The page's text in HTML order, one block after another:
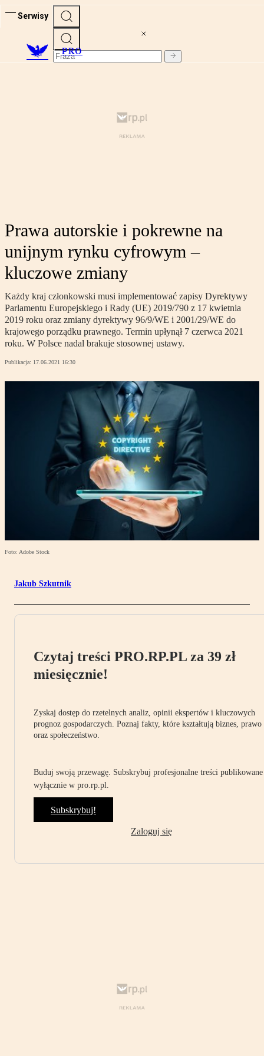
Serwisy
PRO
Prawa autorskie i pokrewne na
unijnym rynku cyfrowym –
kluczowe zmiany
Każdy kraj członkowski musi implementować zapisy Dyrektywy
Parlamentu Europejskiego i Rady (UE) 2019/790 z 17 kwietnia
2019 roku oraz zmiany dyrektywy 96/9/WE i 2001/29/WE do
krajowego porządku prawnego. Termin upłynął 7 czerwca 2021
roku. W Polsce nadal brakuje stosownej ustawy.
Publikacja: 17.06.2021 16:30
Foto: Adobe Stock
Jakub Szkutnik
Czytaj treści PRO.RP.PL za 39 zł
miesięcznie!
Zyskaj dostęp do rzetelnych analiz, opinii ekspertów i kluczowych
prognoz gospodarczych. Poznaj fakty, które kształtują biznes, prawo
oraz społeczeństwo.
Buduj swoją przewagę. Subskrybuj profesjonalne treści publikowane
wyłącznie w pro.rp.pl.
Subskrybuj!
Zaloguj się